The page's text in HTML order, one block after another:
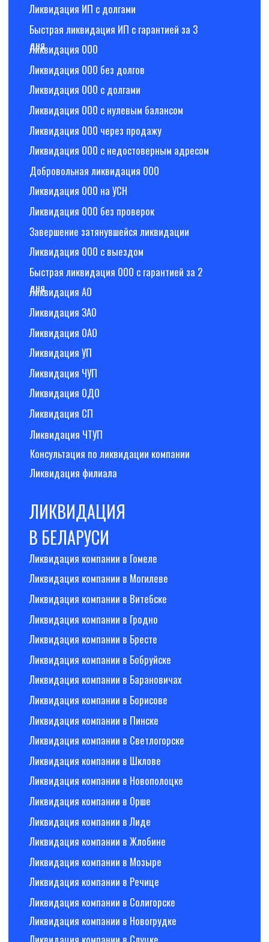
Консультация по банкротству
Упрощенное банкротство
Банкротство с ипотекой
Банкротство филиала
Все права защищены,
2026
Политика
конфиденциальности